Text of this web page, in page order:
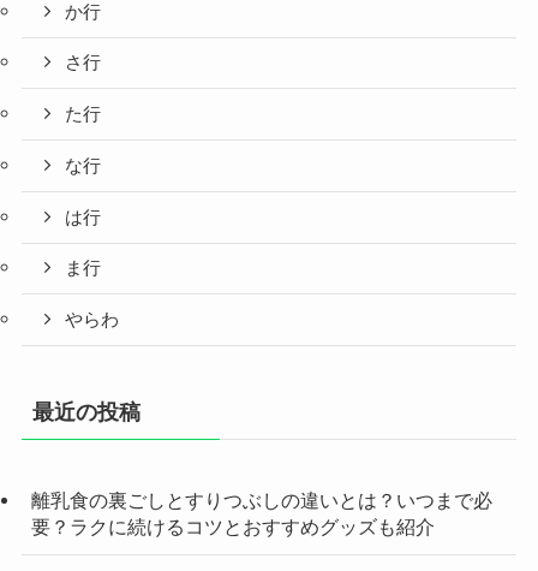
か行
さ行
た行
な行
は行
ま行
やらわ
最近の投稿
離乳食の裏ごしとすりつぶしの違いとは？いつまで必
要？ラクに続けるコツとおすすめグッズも紹介